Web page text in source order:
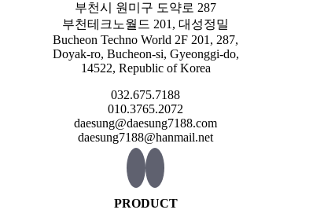
부천시 원미구 도약로 287
부천테크노월드 201, 대성정밀
Bucheon Techno World 2F 201, 287,
Doyak-ro, Bucheon-si, Gyeonggi-do,
14522, Republic of Korea
032.675.7188
010.3765.2072
daesung@daesung7188.com
daesung7188@hanmail.net
PRODUCT